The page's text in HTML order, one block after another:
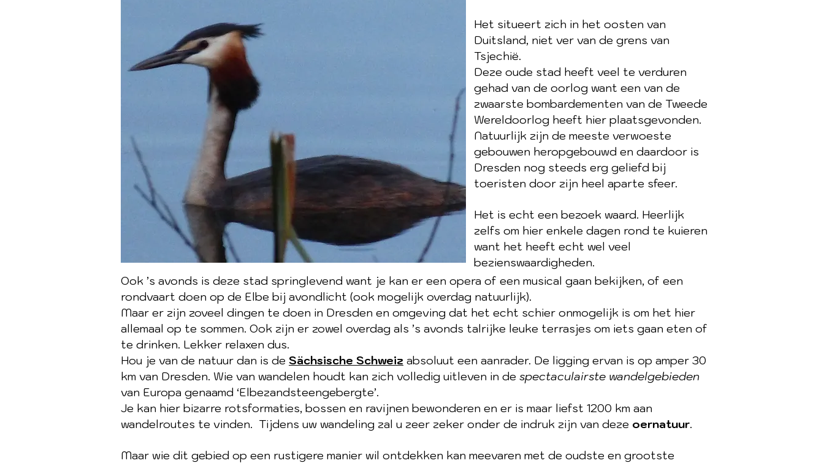
Het situeert zich in het oosten van
Duitsland, niet ver van de grens van
Tsjechië.
Deze oude stad heeft veel te verduren
gehad van de oorlog want een van de
zwaarste bombardementen van de Tweede
Wereldoorlog heeft hier plaatsgevonden.
Natuurlijk zijn de meeste verwoeste
gebouwen heropgebouwd en daardoor is
Dresden nog steeds erg geliefd bij
toeristen door zijn heel aparte sfeer.
Het is echt een bezoek waard. Heerlijk
zelfs om hier enkele dagen rond te kuieren
want het heeft echt wel veel
bezienswaardigheden.
Ook ’s avonds is deze stad springlevend want je kan er een opera of een musical gaan bekijken, of een
rondvaart doen op de Elbe bij avondlicht (ook mogelijk overdag natuurlijk).
Maar er zijn zoveel dingen te doen in Dresden en omgeving dat het echt schier onmogelijk is om het hier
allemaal op te sommen. Ook zijn er zowel overdag als ’s avonds talrijke leuke terrasjes om iets gaan eten of
te drinken. Lekker relaxen dus.
Hou je van de natuur dan is de Sächsische Schweiz absoluut een aanrader. De ligging ervan is op amper 30
km van Dresden. Wie van wandelen houdt kan zich volledig uitleven in de spectaculairste wandelgebieden
van Europa genaamd ‘Elbezandsteengebergte’.
Je kan hier bizarre rotsformaties, bossen en ravijnen bewonderen en er is maar liefst 1200 km aan
wandelroutes te vinden. Tijdens uw wandeling zal u zeer zeker onder de indruk zijn van deze oernatuur.
Maar wie dit gebied op een rustigere manier wil ontdekken kan meevaren met de oudste en grootste